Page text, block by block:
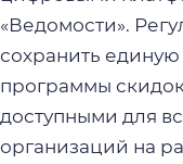
«Ведомости».
сохранить единую
программы
доступными для
организаций на